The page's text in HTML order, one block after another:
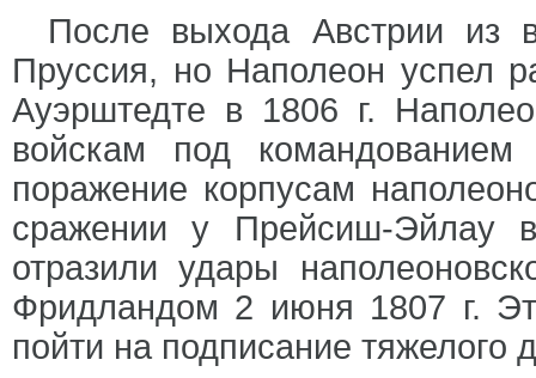
После выхода Австрии из
Пруссия, но Наполеон успел
Ауэрштедте в 1806 г.
войскам под
поражение корпусам
сражении у Прейсиш-Эйлау
отразили удары
Фридландом 2 июня 1807 г.
пойти на подписание тяжелого